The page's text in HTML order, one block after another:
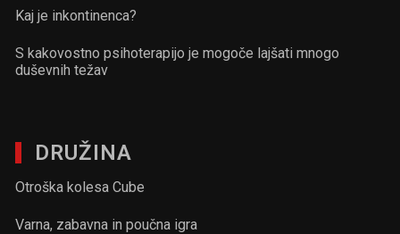
Kaj je inkontinenca?
S kakovostno psihoterapijo je mogoče lajšati mnogo
duševnih težav
DRUŽINA
Otroška kolesa Cube
Varna, zabavna in poučna igra